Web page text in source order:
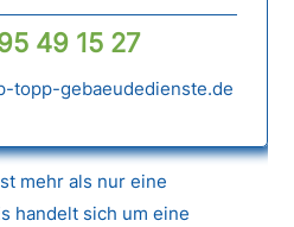
49 15 27
topp-gebaeudedienste.de
mehr als nur eine
handelt sich um eine